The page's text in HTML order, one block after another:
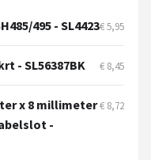
495 - SL4423€ 5,95
- SL56387BK € 8,45
x 8 millimeter
-
€ 8,72